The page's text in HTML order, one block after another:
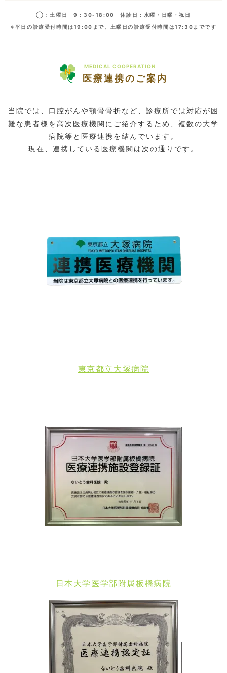
◯：土曜日 9：30-18:00 休診日：水曜・日曜・祝日
※平日の診療受付時間は19:00まで、土曜日の診療受付時間は17:30までです
MEDICAL COOPERATION
医療連携のご案内
当院では、口腔がんや顎骨骨折など、診療所では対応が困
難な患者様を高次医療機関にご紹介するため、複数の大学
病院等と医療連携を結んでいます。
現在、連携している医療機関は次の通りです。
東京都立大塚病院
日本大学医学部附属板橋病院